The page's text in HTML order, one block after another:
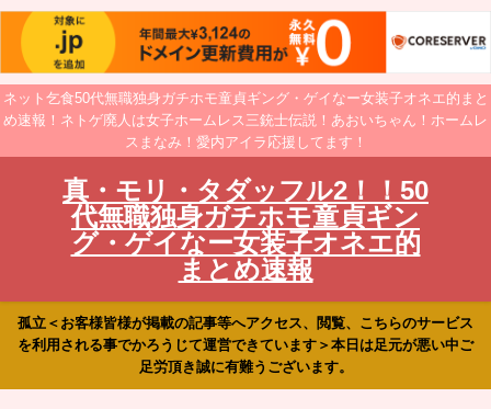
ネット乞食50代無職独身ガチホモ童貞ギング・ゲイなー女装子オネエ的まと
め速報！ネトゲ廃人は女子ホームレス三銃士伝説！あおいちゃん！ホームレ
スまなみ！愛内アイラ応援してます！
真・モリ・タダッフル2！！50
代無職独身ガチホモ童貞ギン
グ・ゲイなー女装子オネエ的
まとめ速報
孤立＜お客様皆様が掲載の記事等へアクセス、閲覧、こちらのサービス
を利用される事でかろうじて運営できています＞本日は足元が悪い中ご
足労頂き誠に有難うございます。